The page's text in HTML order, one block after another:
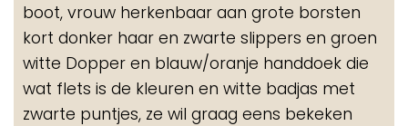
boot, vrouw herkenbaar aan grote borsten
kort donker haar en zwarte slippers en groen
witte Dopper en blauw/oranje handdoek die
wat flets is de kleuren en witte badjas met
zwarte puntjes, ze wil graag eens bekeken